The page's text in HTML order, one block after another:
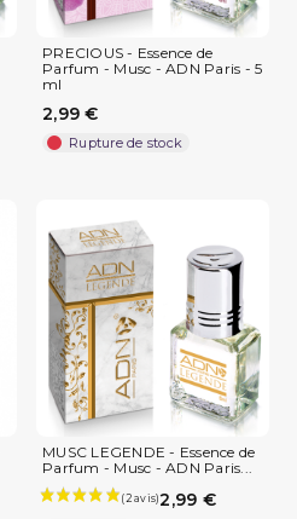
PRECIOUS - Essence de
Parfum - Musc - ADN Paris - 5
ml
2,99 €
Rupture de stock
MUSC LEGENDE - Essence de
Parfum - Musc - ADN Paris...
2,99 €